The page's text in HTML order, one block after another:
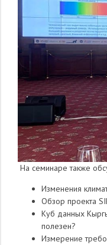
На семинаре также
Изменения
Обзор проекта
Куб данных
полезен?
Измерение